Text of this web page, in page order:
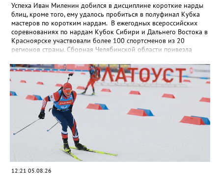
Успеха Иван Миленин добился в дисциплине короткие нарды
блиц, кроме того, ему удалось пробиться в полуфинал Кубка
мастеров по коротким нардам. В ежегодных всероссийских
соревнованиях по нардам Кубок Сибири и Дальнего Востока в
Красноярске участвовали более 100 спортсменов из 20
регионов страны. Сборная Челябинской области привезла
земляк, это три золота Ксении Нагаевой и Екатерины
Дроздовой из Челябинска, бронза представительницы Миасса
Ирины Зобковой и челябинца Сергея Лютова. Ещё одну
бронзу в общую копилку положила чемпионка турнира
Екатерина Дроздова.
12:21 05.08.26